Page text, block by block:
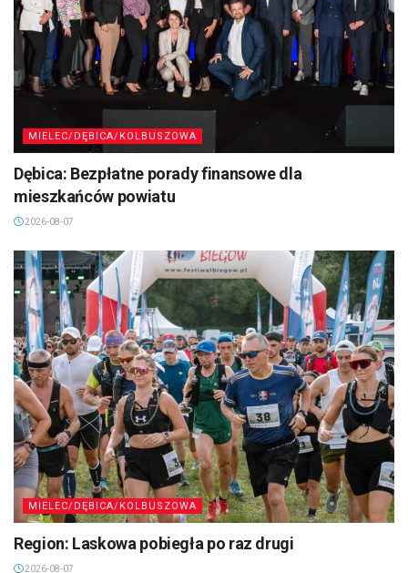
MIELEC/DĘBICA/KOLBUSZOWA
Dębica: Bezpłatne porady finansowe dla
mieszkańców powiatu
2026-08-07
MIELEC/DĘBICA/KOLBUSZOWA
Region: Laskowa pobiegła po raz drugi
2026-08-07